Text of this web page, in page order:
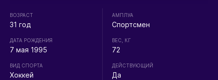
ВОЗРАСТ
31 год
ДАТА РОЖДЕНИЯ
7 мая 1995
ВИД СПОРТА
Хоккей
АМПЛУА
Спортсмен
ВЕС, КГ
72
ДЕЙСТВУЮЩИЙ
Да